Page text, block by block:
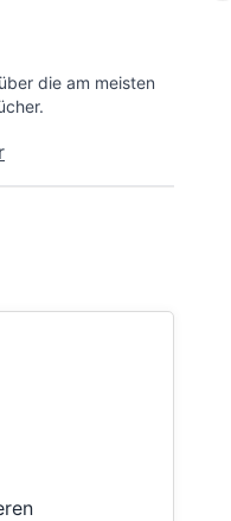
die am meisten